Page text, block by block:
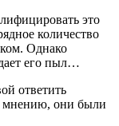
это
количество
Однако
его пыл…
ответить
мнению, они были